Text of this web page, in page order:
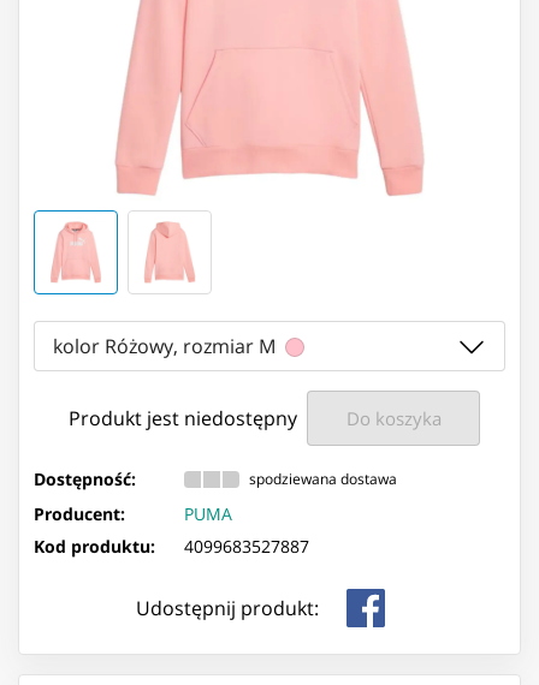
kolor Różowy, rozmiar M
Produkt jest niedostępny Do koszyka
Dostępność: spodziewana dostawa
Producent:
PUMA
Kod produktu:
4099683527887
Udostępnij produkt: